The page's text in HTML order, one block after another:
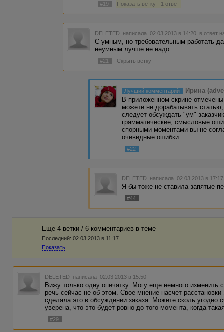
#19 Показать ветку - 1 ответ
DELETED написала 02.03.2013 в 14:20 в ответ
С умным, но требовательным работать
неумным лучше не надо.
#21 Скрыть ветку
Лучший комментарий
Ирина
В приложенном скрине
можете не дорабатывать
следует обсуждать "ум"
грамматические, смысловые
спорными моментами вы не
очевидные ошибки.
#22
DELETED написала 02.03.2013 в
Я бы тоже не ставила запятые
#44
Еще 4 ветки / 6 комментариев в темe
Последний: 02.03.2013 в 11:17
Показать
DELETED написала 02.03.2013 в 15:50
Вижу только одну опечатку. Могу еще немного
речь сейчас не об этом. Свое мнение насчет
сделала это в обсуждении заказа. Можете сколь угодно
уверена, что это будет ровно до того момента, когда
#29